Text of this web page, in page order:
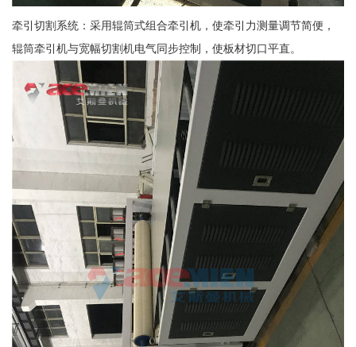
牵引切割系统：采用辊筒式组合牵引机，使牵引力测量调节简便，
辊筒牵引机与宽幅切割机电气同步控制，使板材切口平直。